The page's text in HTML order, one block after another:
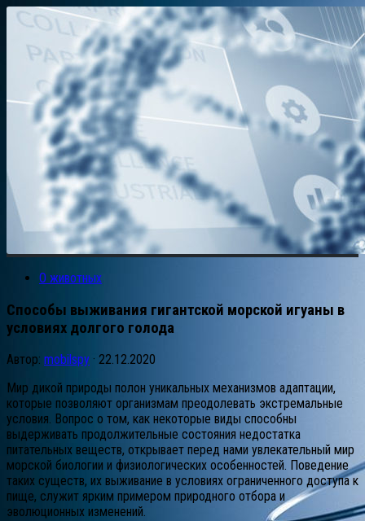
О животных
Способы выживания гигантской морской игуаны в
условиях долгого голода
Автор: mobilspy · 22.12.2020
Мир дикой природы полон уникальных механизмов адаптации,
которые позволяют организмам преодолевать экстремальные
условия. Вопрос о том, как некоторые виды способны
выдерживать продолжительные состояния недостатка
питательных веществ, открывает перед нами увлекательный мир
морской биологии и физиологических особенностей. Поведение
таких существ, их выживание в условиях ограниченного доступа к
пище, служит ярким примером природного отбора и
эволюционных изменений.